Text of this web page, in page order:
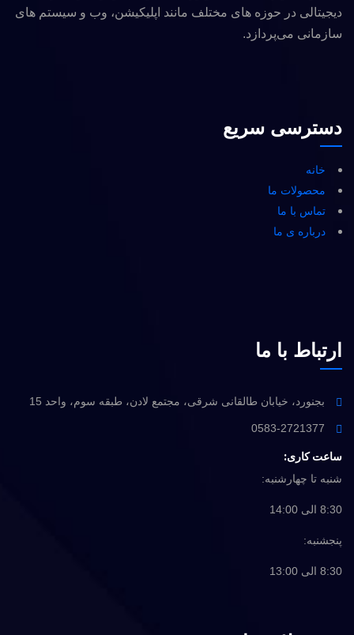
دیجیتالی در حوزه های مختلف مانند اپلیکیشن، وب و سیستم های
سازمانی می‌پردازد.
دسترسی سریع
خانه
محصولات ما
تماس با ما
درباره ی ما
ارتباط با ما
بجنورد، خیابان طالقانی شرقی، مجتمع لادن، طبقه سوم، واحد 15
0583-2721377
ساعت کاری:
شنبه تا چهارشنبه:
8:30 الی 14:00
پنجشنبه:
8:30 الی 13:00